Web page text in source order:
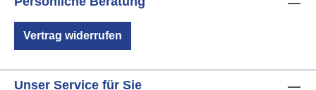
Vertrag widerrufen
Unser Service für Sie